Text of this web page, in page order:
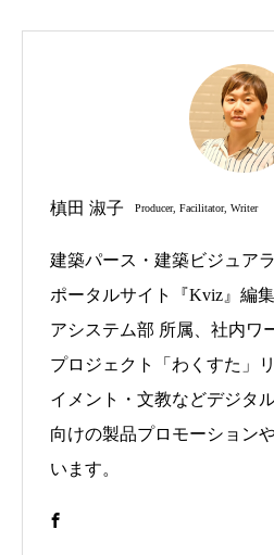
槙田 淑子 Producer, Facilitator, Writer
建築パース・建築ビジュア
ポータルサイト『Kviz』編
アシステム部 所属、社内ワ
プロジェクト「わくすた」
イメント・文教などデジタ
向けの製品プロモーション
います。